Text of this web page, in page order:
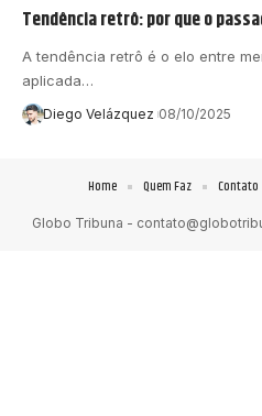
Tendência retrô: por que o
A tendência retrô é o elo entre
aplicada…
Diego Velázquez 08/10/2025
Globo Tribuna -
Home Quem Faz Contato